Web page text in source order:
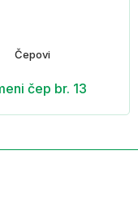
Čepovi
čep br. 13